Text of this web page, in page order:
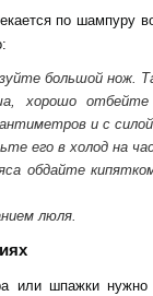
по шампуру
большой нож.
хорошо
и с
его в холод на
обдайте
люля.
или шпажки нужно